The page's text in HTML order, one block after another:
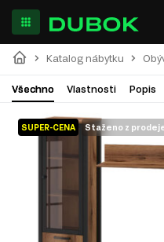
Katalog nábytku
Všechno Vlastnosti Popis
SUPER-CENA Staženo z